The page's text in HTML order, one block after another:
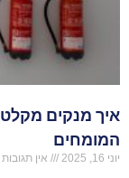
איך מנקים
המומחים
יוני 16, 2025 אין תגובות